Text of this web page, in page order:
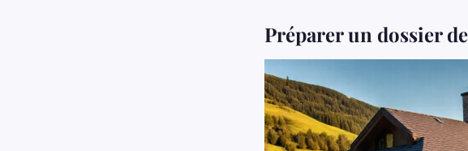
Préparer un dossier